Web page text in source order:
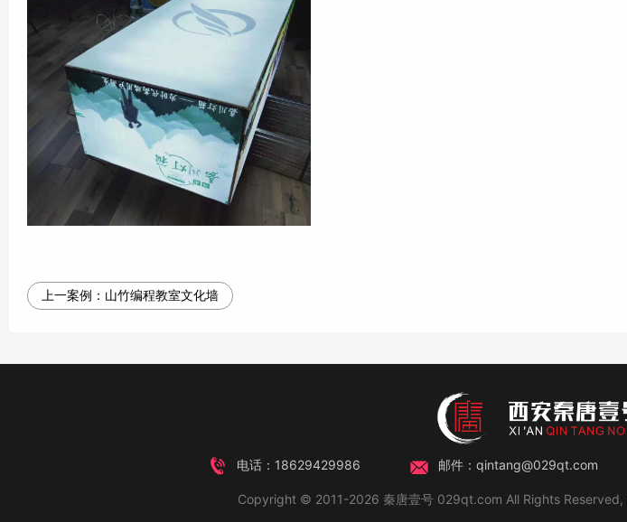
上一案例： 山竹编程教室文化墙
电话：18629429986 邮件：qintang@029qt.com
Copyright © 2011-2026 秦唐壹号 029qt.com All Rights Reserved,